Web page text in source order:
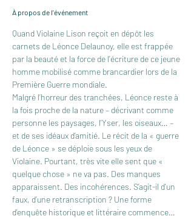
À propos de l'événement
Quand Violaine Lison reçoit en dépôt les
carnets de Léonce Delaunoy, elle est frappée
par la beauté et la force de l’écriture de ce jeune
homme mobilisé comme brancardier lors de la
Première Guerre mondiale.
Malgré l’horreur des tranchées, Léonce reste à
la fois proche de la nature – décrivant comme
personne les paysages, l’Yser, les oiseaux… –
et de ses idéaux d’amitié. Le récit de la « guerre
de Léonce » se déploie sous les yeux de
Violaine. Pourtant, très vite elle sent que «
quelque chose » ne va pas. Des manques
apparaissent. Des incohérences. S’agit-il d’un
faux, d’une retranscription ? Une forme
d’enquête historique et littéraire commence…